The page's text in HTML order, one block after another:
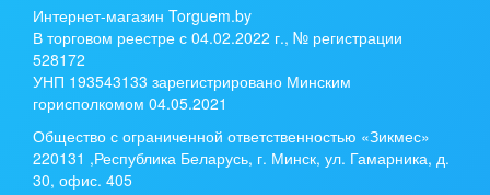
Интернет-магазин Torguem.by
В торговом реестре с 04.02.2022 г., № регистрации
528172
УНП 193543133 зарегистрировано Минским
горисполкомом 04.05.2021
Общество с ограниченной ответственностью «Зикмес»
220131 ,Республика Беларусь, г. Минск, ул. Гамарника, д.
30, офис. 405